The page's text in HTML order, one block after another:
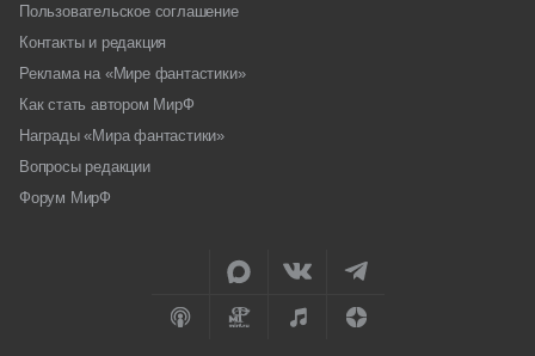
Пользовательское соглашение
Контакты и редакция
Реклама на «Мире фантастики»
Как стать автором МирФ
Награды «Мира фантастики»
Вопросы редакции
Форум МирФ